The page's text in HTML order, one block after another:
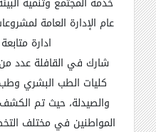
عام الإدارة العامة
ادارة
شارك في القافلة عدد
كليات الطب البشري
والصيدلة، حيث تم
المواطنين في مختلف